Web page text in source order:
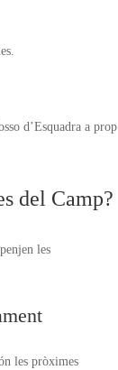
d’Esquadra a prop
del Camp?
les
les pròximes